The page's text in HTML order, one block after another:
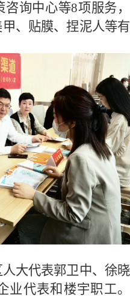
询中心等8项服务，
、贴膜、捏泥人等有
大代表郭卫中、徐晓
业代表和楼宇职工。